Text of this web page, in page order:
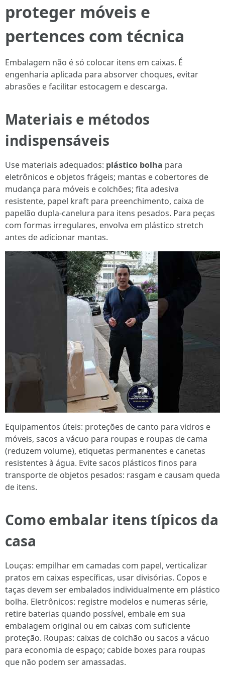
proteger móveis e
pertences com técnica
Embalagem não é só colocar itens em caixas. É
engenharia aplicada para absorver choques, evitar
abrasões e facilitar estocagem e descarga.
Materiais e métodos
indispensáveis
Use materiais adequados: plástico bolha para
eletrônicos e objetos frágeis; mantas e cobertores de
mudança para móveis e colchões; fita adesiva
resistente, papel kraft para preenchimento, caixa de
papelão dupla-canelura para itens pesados. Para peças
com formas irregulares, envolva em plástico stretch
antes de adicionar mantas.
Equipamentos úteis: proteções de canto para vidros e
móveis, sacos a vácuo para roupas e roupas de cama
(reduzem volume), etiquetas permanentes e canetas
resistentes à água. Evite sacos plásticos finos para
transporte de objetos pesados: rasgam e causam queda
de itens.
Como embalar itens típicos da
casa
Louças: empilhar em camadas com papel, verticalizar
pratos em caixas específicas, usar divisórias. Copos e
taças devem ser embalados individualmente em plástico
bolha. Eletrônicos: registre modelos e numeras série,
retire baterias quando possível, embale em sua
embalagem original ou em caixas com suficiente
proteção. Roupas: caixas de colchão ou sacos a vácuo
para economia de espaço; cabide boxes para roupas
que não podem ser amassadas.